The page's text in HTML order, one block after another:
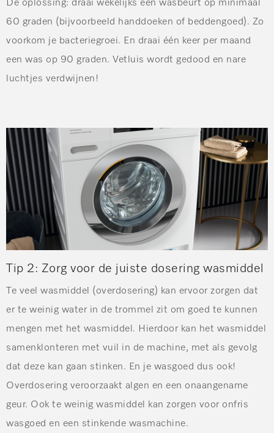
De oplossing: draai wekelijks een wasbeurt op minimaal
60 graden (bijvoorbeeld handdoeken of beddengoed). Zo
voorkom je bacteriegroei. En draai één keer per maand
een was op 90 graden. Vetluis wordt gedood en nare
luchtjes verdwijnen!
Tip 2: Zorg voor de juiste dosering wasmiddel
Te veel wasmiddel (overdosering) kan ervoor zorgen dat
er te weinig water in de trommel zit om goed te kunnen
mengen met het wasmiddel. Hierdoor kan het wasmiddel
samenklonteren met vuil in de machine, met als gevolg
dat deze kan gaan stinken. En je wasgoed dus ook!
Overdosering veroorzaakt algen en een onaangename
geur. Ook te weinig wasmiddel kan zorgen voor onfris
wasgoed en een stinkende wasmachine.